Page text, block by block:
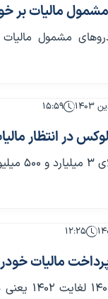
مالیات بر
مشمول
۱۵:۵۹
در انتظار
خواهند شد.
۱۲:۲۵
پرداخت مالیات
در